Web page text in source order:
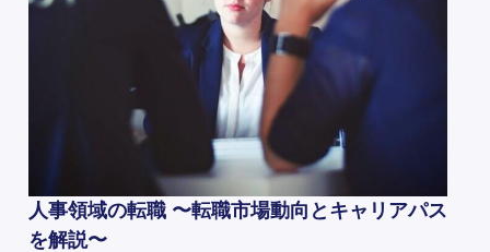
人事領域の転職 〜転職市場動向とキャリアパス
を解説〜